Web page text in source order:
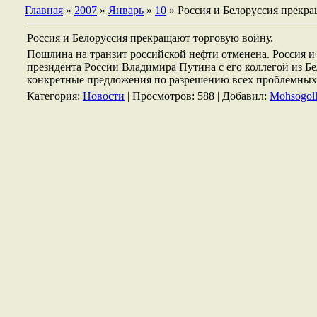
Главная » 2007 » Январь » 10 » Россия и Белоруссия
Россия и Белоруссия прекращают торговую войну.
Пошлина на транзит российской нефти отменена. Россия
президента России Владимира Путина с его коллегой из
конкретные предложения по разрешению всех
Категория: Новости | Просмотров: 588 | Добавил: